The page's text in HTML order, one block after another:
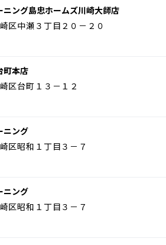
ング島忠ホームズ川崎大師店
区中瀬３丁目２０－２０
町本店
区台町１３－１２
ニング
区昭和１丁目３－７
ニング
区昭和１丁目３－７